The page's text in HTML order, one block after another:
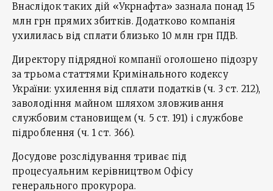
Внаслідок таких дій «Укрнафта» зазнала понад 15
млн грн прямих збитків. Додатково компанія
ухилилась від сплати близько 10 млн грн ПДВ.
Директору підрядної компанії оголошено підозру
за трьома статтями Кримінального кодексу
України: ухилення від сплати податків (ч. 3 ст. 212),
заволодіння майном шляхом зловживання
службовим становищем (ч. 5 ст. 191) і службове
підроблення (ч. 1 ст. 366).
Досудове розслідування триває під
процесуальним керівництвом Офісу
генерального прокурора.